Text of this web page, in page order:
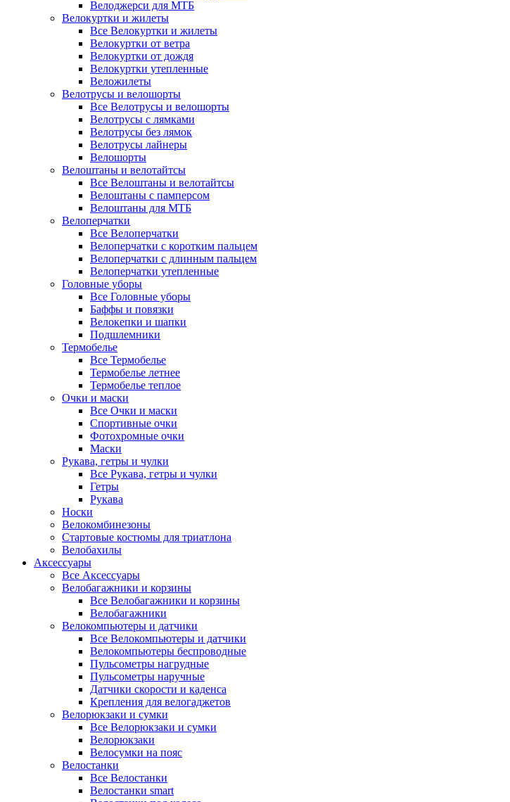
Велоджерси для МТБ
Велокуртки и жилеты
Все Велокуртки и жилеты
Велокуртки от ветра
Велокуртки от дождя
Велокуртки утепленные
Веложилеты
Велотрусы и велошорты
Все Велотрусы и велошорты
Велотрусы с лямками
Велотрусы без лямок
Велотрусы лайнеры
Велошорты
Велоштаны и велотайтсы
Все Велоштаны и велотайтсы
Велоштаны с памперсом
Велоштаны для МТБ
Велоперчатки
Все Велоперчатки
Велоперчатки с коротким пальцем
Велоперчатки с длинным пальцем
Велоперчатки утепленные
Головные уборы
Все Головные уборы
Баффы и повязки
Велокепки и шапки
Подшлемники
Термобелье
Все Термобелье
Термобелье летнее
Термобелье теплое
Очки и маски
Все Очки и маски
Спортивные очки
Фотохромные очки
Маски
Рукава, гетры и чулки
Все Рукава, гетры и чулки
Гетры
Рукава
Носки
Велокомбинезоны
Стартовые костюмы для триатлона
Велобахилы
Аксессуары
Все Аксессуары
Велобагажники и корзины
Все Велобагажники и корзины
Велобагажники
Велокомпьютеры и датчики
Все Велокомпьютеры и датчики
Велокомпьютеры беспроводные
Пульсометры нагрудные
Пульсометры наручные
Датчики скорости и каденса
Крепления для велогаджетов
Велорюкзаки и сумки
Все Велорюкзаки и сумки
Велорюкзаки
Велосумки на пояс
Велостанки
Все Велостанки
Велостанки smart